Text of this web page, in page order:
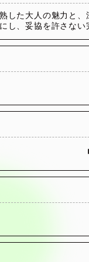
した大人の魅力と
し、妥協を許さない